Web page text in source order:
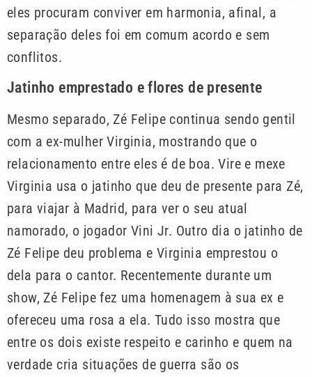
eles procuram conviver em harmonia, afinal, a
separação deles foi em comum acordo e sem
conflitos.
Jatinho emprestado e flores de presente
Mesmo separado, Zé Felipe continua sendo gentil
com a ex-mulher Virginia, mostrando que o
relacionamento entre eles é de boa. Vire e mexe
Virginia usa o jatinho que deu de presente para Zé,
para viajar à Madrid, para ver o seu atual
namorado, o jogador Vini Jr. Outro dia o jatinho de
Zé Felipe deu problema e Virginia emprestou o
dela para o cantor. Recentemente durante um
show, Zé Felipe fez uma homenagem à sua ex e
ofereceu uma rosa a ela. Tudo isso mostra que
entre os dois existe respeito e carinho e quem na
verdade cria situações de guerra são os